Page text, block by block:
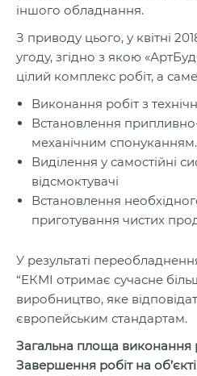
іншого обладнання.
З приводу цього, у квітні
угоду, згідно з якою
цілий комплекс робіт, а
Виконання робіт з
Встановлення
механічним спонуканням.
Виділення у самостійні
відсмоктувачі
Встановлення
приготування чистих
У результаті
“ЕКМІ отримає сучасне
виробництво, яке
європейським стандартам.
Загальна площа виконання
Завершення робіт на